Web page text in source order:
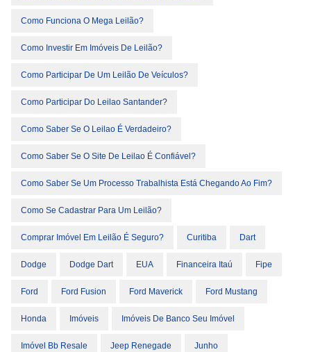
Como Funciona O Mega Leilão?
Como Investir Em Imóveis De Leilão?
Como Participar De Um Leilão De Veículos?
Como Participar Do Leilao Santander?
Como Saber Se O Leilao É Verdadeiro?
Como Saber Se O Site De Leilao É Confiável?
Como Saber Se Um Processo Trabalhista Está Chegando Ao Fim?
Como Se Cadastrar Para Um Leilão?
Comprar Imóvel Em Leilão É Seguro? Curitiba Dart
Dodge Dodge Dart EUA Financeira Itaú Fipe
Ford Ford Fusion Ford Maverick Ford Mustang
Honda Imóveis Imóveis De Banco Seu Imóvel
Imóvel Bb Resale Jeep Renegade Junho